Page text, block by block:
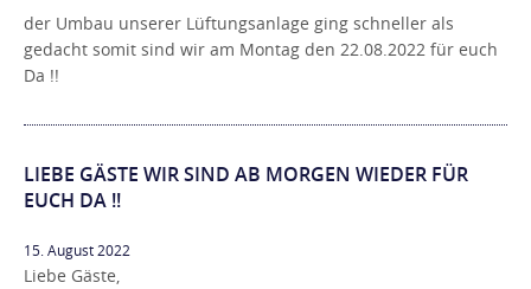
der Umbau unserer Lüftungsanlage ging schneller als
gedacht somit sind wir am Montag den 22.08.2022 für euch
Da !!
LIEBE GÄSTE WIR SIND AB MORGEN WIEDER FÜR
EUCH DA !!
15. August 2022
Liebe Gäste,